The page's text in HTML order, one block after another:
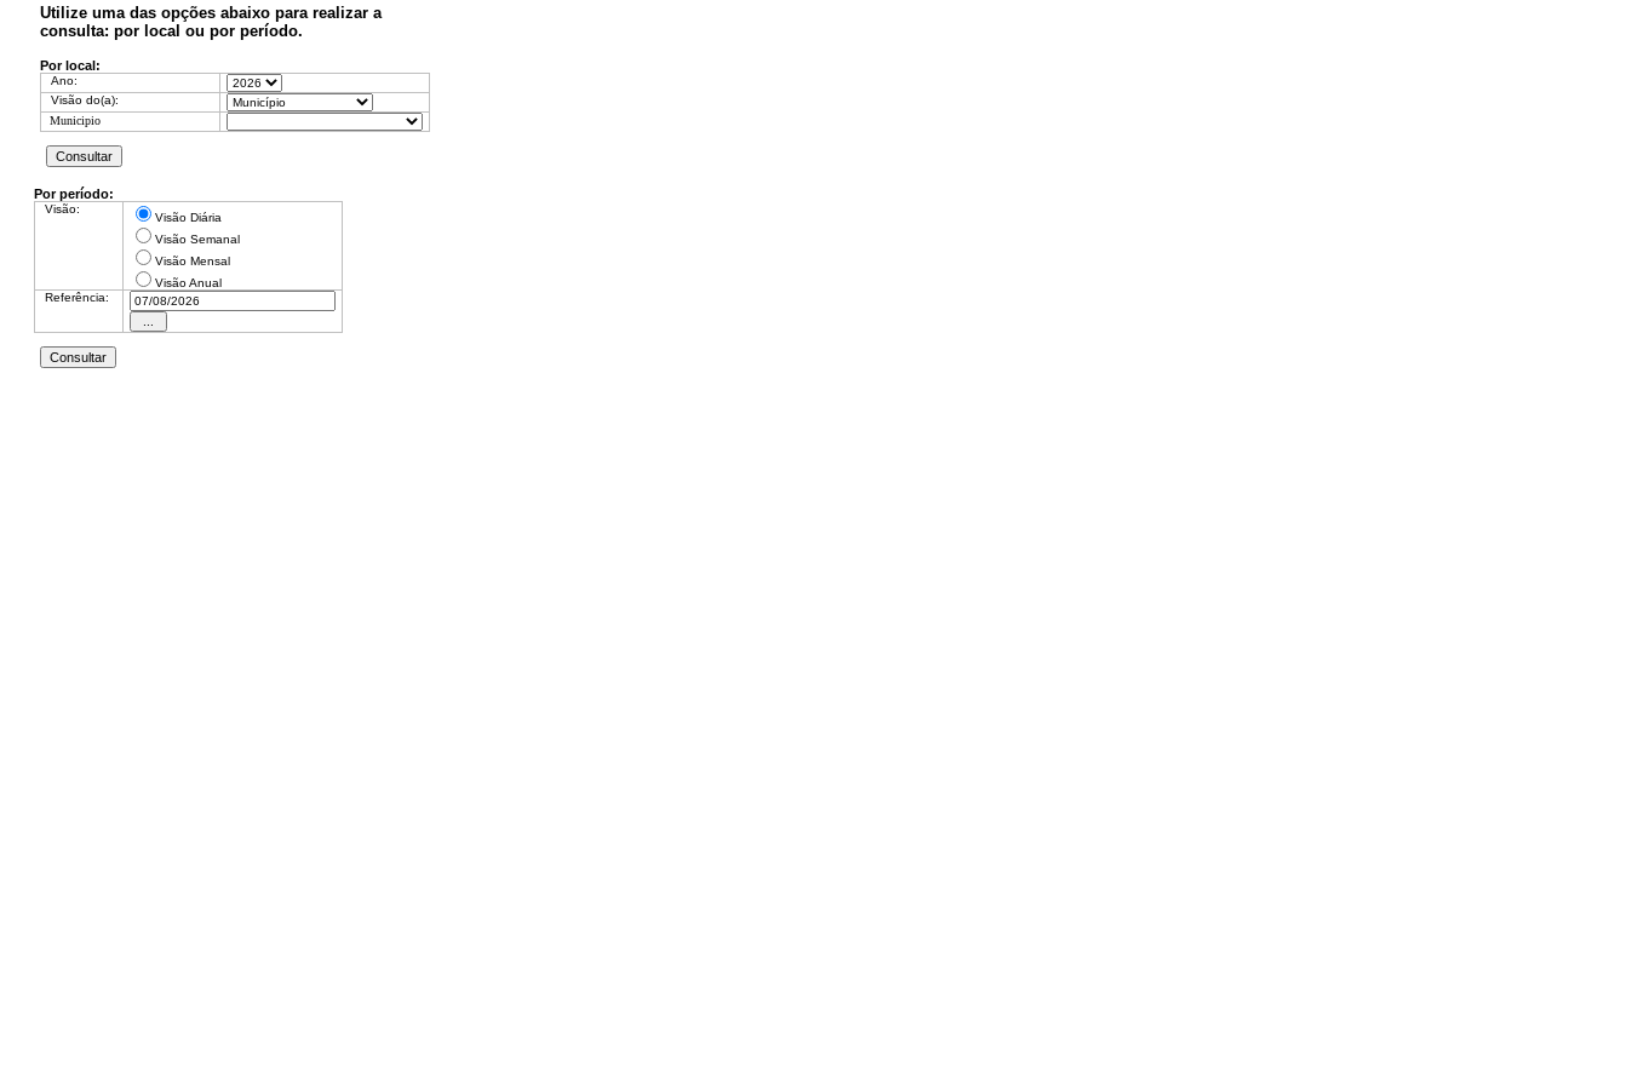
Utilize uma das opções abaixo para realizar a
consulta: por local ou por período.
Por local:
Ano:
Visão do(a):
Por período:
Visão:
Visão Diária
Visão Semanal
Visão Mensal
Visão Anual
Referência: